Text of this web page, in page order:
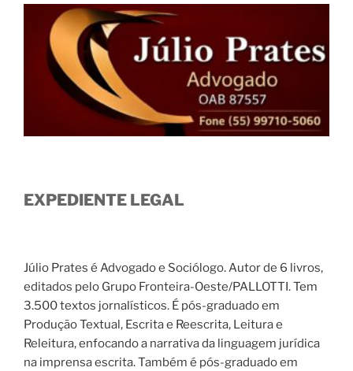
EXPEDIENTE LEGAL
Júlio Prates é Advogado e Sociólogo. Autor de 6 livros,
editados pelo Grupo Fronteira-Oeste/PALLOTTI. Tem
3.500 textos jornalísticos. É pós-graduado em
Produção Textual, Escrita e Reescrita, Leitura e
Releitura, enfocando a narrativa da linguagem jurídica
na imprensa escrita. Também é pós-graduado em